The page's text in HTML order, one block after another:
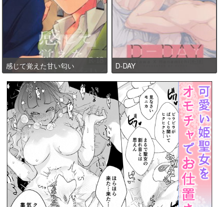
感じて覚えた甘い匂い D-DAY